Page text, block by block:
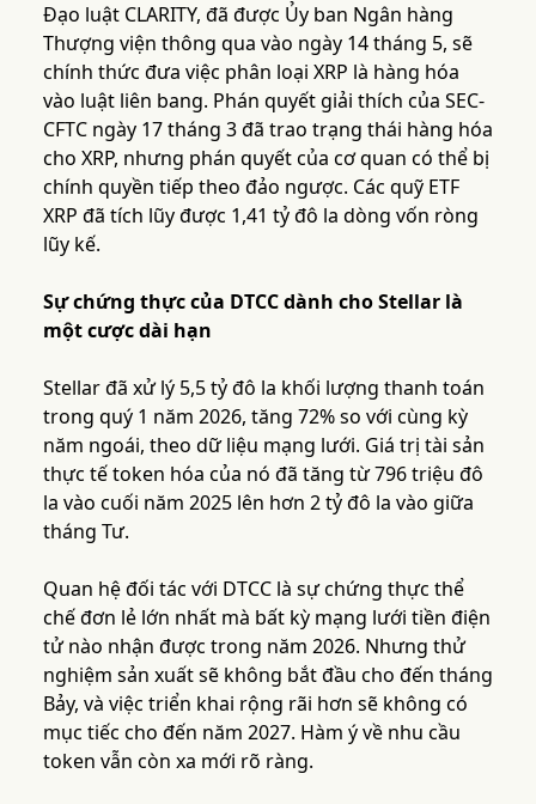
Đạo luật CLARITY, đã được Ủy ban Ngân hàng
Thượng viện thông qua vào ngày 14 tháng 5, sẽ
chính thức đưa việc phân loại XRP là hàng hóa
vào luật liên bang. Phán quyết giải thích của SEC-
CFTC ngày 17 tháng 3 đã trao trạng thái hàng hóa
cho XRP, nhưng phán quyết của cơ quan có thể bị
chính quyền tiếp theo đảo ngược. Các quỹ ETF
XRP đã tích lũy được 1,41 tỷ đô la dòng vốn ròng
lũy kế.
Sự chứng thực của DTCC dành cho Stellar là
một cược dài hạn
Stellar đã xử lý 5,5 tỷ đô la khối lượng thanh toán
trong quý 1 năm 2026, tăng 72% so với cùng kỳ
năm ngoái, theo dữ liệu mạng lưới. Giá trị tài sản
thực tế token hóa của nó đã tăng từ 796 triệu đô
la vào cuối năm 2025 lên hơn 2 tỷ đô la vào giữa
tháng Tư.
Quan hệ đối tác với DTCC là sự chứng thực thể
chế đơn lẻ lớn nhất mà bất kỳ mạng lưới tiền điện
tử nào nhận được trong năm 2026. Nhưng thử
nghiệm sản xuất sẽ không bắt đầu cho đến tháng
Bảy, và việc triển khai rộng rãi hơn sẽ không có
mục tiếc cho đến năm 2027. Hàm ý về nhu cầu
token vẫn còn xa mới rõ ràng.